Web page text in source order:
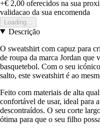
+€ 2,00 oferecidos na sua
validacao da sua encomenda
Loading...
Descrição
O sweatshirt com capuz para
de roupa da marca Jordan que
basquetebol. Com o seu
salto, este sweatshirt é ao
Feito com materiais de alta
confortável de usar, ideal para
descontraídos. O seu corte
ótima para que o seu filho